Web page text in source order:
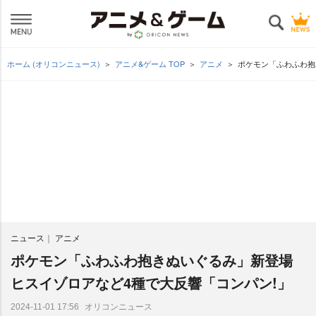
ホーム (オリコンニュース) アニメ&ゲーム TOP アニメ ポケモン「ふわふわ
ニュース アニメ
ポケモン「ふわふわ抱きぬいぐるみ」新登場
ヒスイゾロアなど4種で大反響「コンパン!」
2024-11-01 17:56 オリコンニュース